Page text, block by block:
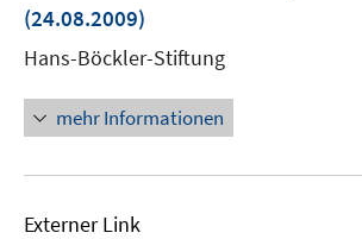
(24.08.2009)
Hans-Böckler-Stiftung
mehr Informationen
Externer Link